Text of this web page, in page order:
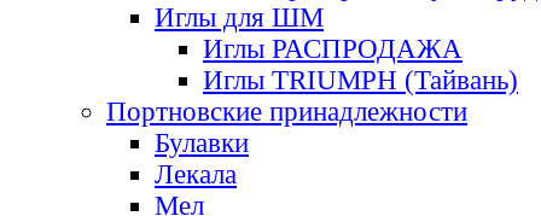
Иглы для ШМ
Иглы РАСПРОДАЖА
Иглы TRIUMPH (Тайвань)
Портновские принадлежности
Булавки
Лекала
Мел